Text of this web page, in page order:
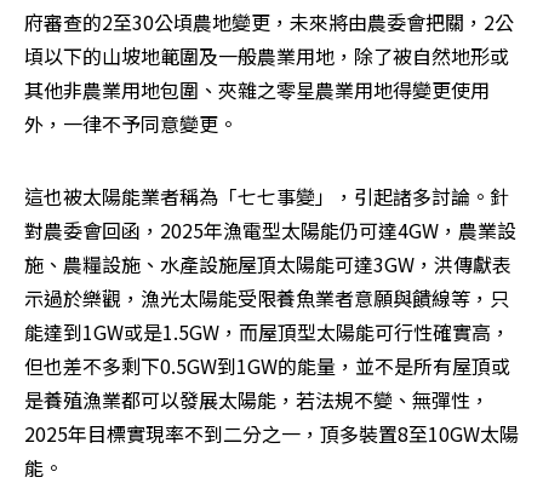
府審查的2至30公頃農地變更，未來將由農委會把關，2公
頃以下的山坡地範圍及一般農業用地，除了被自然地形或
其他非農業用地包圍、夾雜之零星農業用地得變更使用
外，一律不予同意變更。
這也被太陽能業者稱為「七七事變」，引起諸多討論。針
對農委會回函，2025年漁電型太陽能仍可達4GW，農業設
施、農糧設施、水產設施屋頂太陽能可達3GW，洪傳獻表
示過於樂觀，漁光太陽能受限養魚業者意願與饋線等，只
能達到1GW或是1.5GW，而屋頂型太陽能可行性確實高，
但也差不多剩下0.5GW到1GW的能量，並不是所有屋頂或
是養殖漁業都可以發展太陽能，若法規不變、無彈性，
2025年目標實現率不到二分之一，頂多裝置8至10GW太陽
能。